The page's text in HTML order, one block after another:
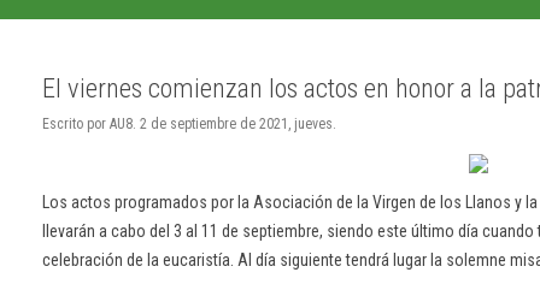
El viernes comienzan los actos en honor a la
Escrito por AU8. 2 de septiembre de 2021, jueves.
Los actos programados por la Asociación de la Virgen de los Llanos y
llevarán a cabo del 3 al 11 de septiembre, siendo este último día
celebración de la eucaristía. Al día siguiente tendrá lugar la solemne